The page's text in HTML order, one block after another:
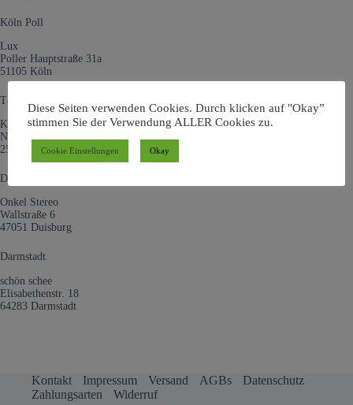
Köln Poll
Lux
Poller Hauptstraße 31a
51105 Köln
Tönning
Kultur:Gut
Neustadt 50
25832 Tönning
Duisburg
Onkel Stereo
Wallstraße 6
47051 Duisburg
Darmstadt
schön schee
Elisabethenstr. 18
64283 Darmstadt
Kontakt Impressum Versand AGBs
Datenschutz
Zahlungsarten
Widerruf
Diese Seiten verwenden Cookies. Durch klicken auf "Okay”
stimmen Sie der Verwendung ALLER Cookies zu.
Cookie Einstellungen Okay